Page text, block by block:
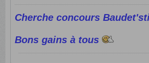
Cherche concours
Bons gains à tous